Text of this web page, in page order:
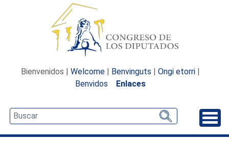
Bienvenidos | Welcome | Benvinguts | Ongi etorri |
Benvidos
Enlaces